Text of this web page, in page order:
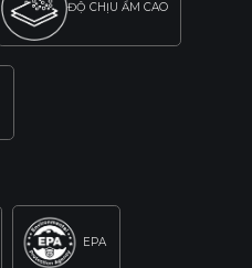
ĐỘ CHỊU ẨM CAO
EPA